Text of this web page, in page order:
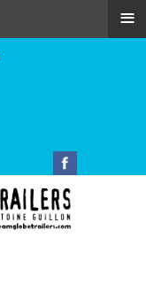
≡